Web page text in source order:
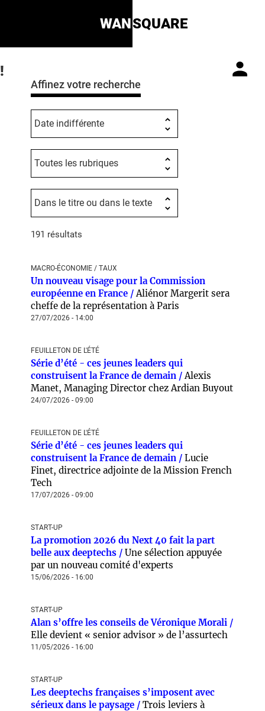
WANSQUARE
!
Affinez votre recherche
191 résultats
MACRO-ÉCONOMIE / TAUX
Un nouveau visage pour la Commission
européenne en France /Aliénor Margerit sera
cheffe de la représentation à Paris
27/07/2026 - 14:00
FEUILLETON DE L'ÉTÉ
Série d’été - ces jeunes leaders qui
construisent la France de demain /Alexis
Manet, Managing Director chez Ardian Buyout
24/07/2026 - 09:00
FEUILLETON DE L'ÉTÉ
Série d’été - ces jeunes leaders qui
construisent la France de demain / Lucie
Finet, directrice adjointe de la Mission French
Tech
17/07/2026 - 09:00
START-UP
La promotion 2026 du Next 40 fait la part
belle aux deeptechs / Une sélection appuyée
par un nouveau comité d'experts
15/06/2026 - 16:00
START-UP
Alan s’offre les conseils de Véronique Morali /
Elle devient « senior advisor » de l’assurtech
11/05/2026 - 16:00
START-UP
Les deeptechs françaises s’imposent avec
sérieux dans le paysage / Trois leviers à